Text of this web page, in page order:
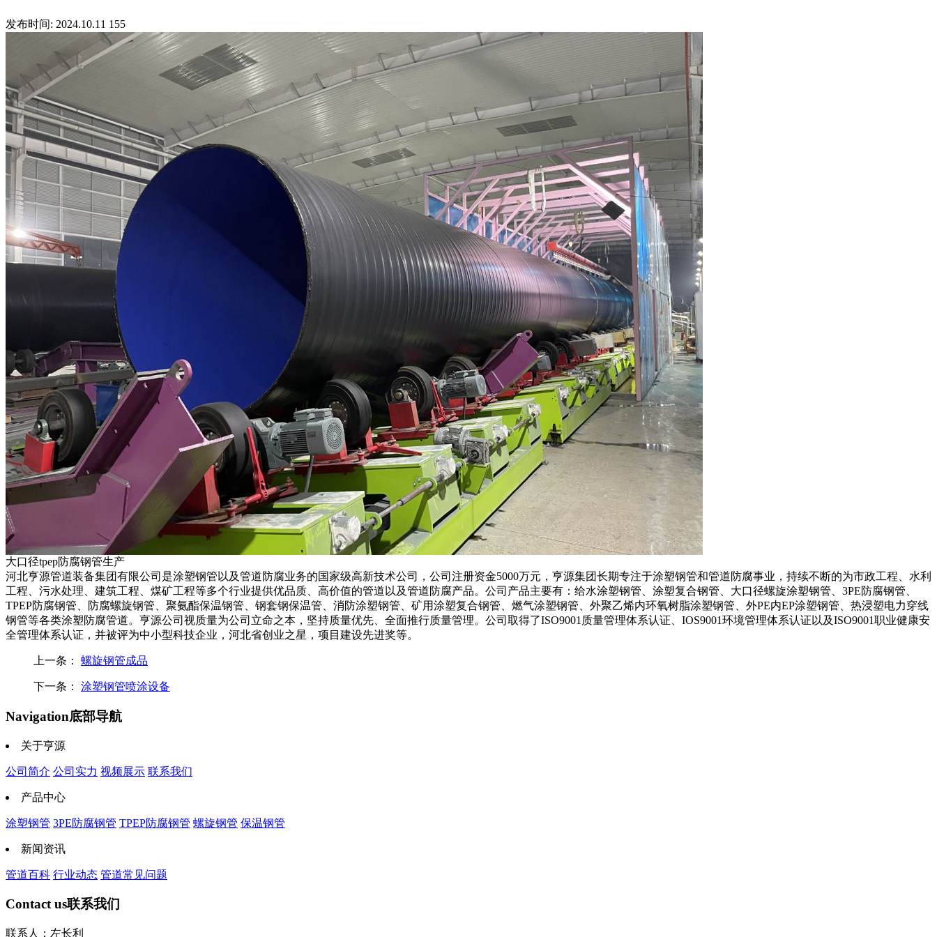
发布时间: 2024.10.11 155
大口径tpep防腐钢管生产
河北亨源管道装备集团有限公司是涂塑钢管以及管道防腐业务的国家级高新技术公司，公司注册资金5000万元，亨源集团长期专注于涂塑钢管和管道防腐事业，持续不断的为市政工程、水利
工程、污水处理、建筑工程、煤矿工程等多个行业提供优品质、高价值的管道以及管道防腐产品。公司产品主要有：给水涂塑钢管、涂塑复合钢管、大口径螺旋涂塑钢管、3PE防腐钢管、
TPEP防腐钢管、防腐螺旋钢管、聚氨酯保温钢管、钢套钢保温管、消防涂塑钢管、矿用涂塑复合钢管、燃气涂塑钢管、外聚乙烯内环氧树脂涂塑钢管、外PE内EP涂塑钢管、热浸塑电力穿线
钢管等各类涂塑防腐管道。亨源公司视质量为公司立命之本，坚持质量优先、全面推行质量管理。公司取得了ISO9001质量管理体系认证、IOS9001环境管理体系认证以及ISO9001职业健康安
全管理体系认证，并被评为中小型科技企业，河北省创业之星，项目建设先进奖等。
上一条： 螺旋钢管成品
下一条： 涂塑钢管喷涂设备
Navigation底部导航
关于亨源
公司简介 公司实力 视频展示 联系我们
产品中心
涂塑钢管 3PE防腐钢管 TPEP防腐钢管 螺旋钢管 保温钢管
新闻资讯
管道百科 行业动态 管道常见问题
Contact us联系我们
联系人：左长利